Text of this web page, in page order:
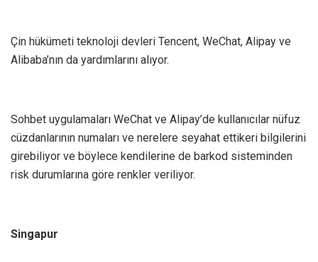
Çin hükümeti teknoloji devleri Tencent, WeChat, Alipay ve
Alibaba’nın da yardımlarını alıyor.
Sohbet uygulamaları WeChat ve Alipay’de kullanıcılar nüfuz
cüzdanlarının numaları ve nerelere seyahat ettikeri bilgilerini
girebiliyor ve böylece kendilerine de barkod sisteminden
risk durumlarına göre renkler veriliyor.
Singapur